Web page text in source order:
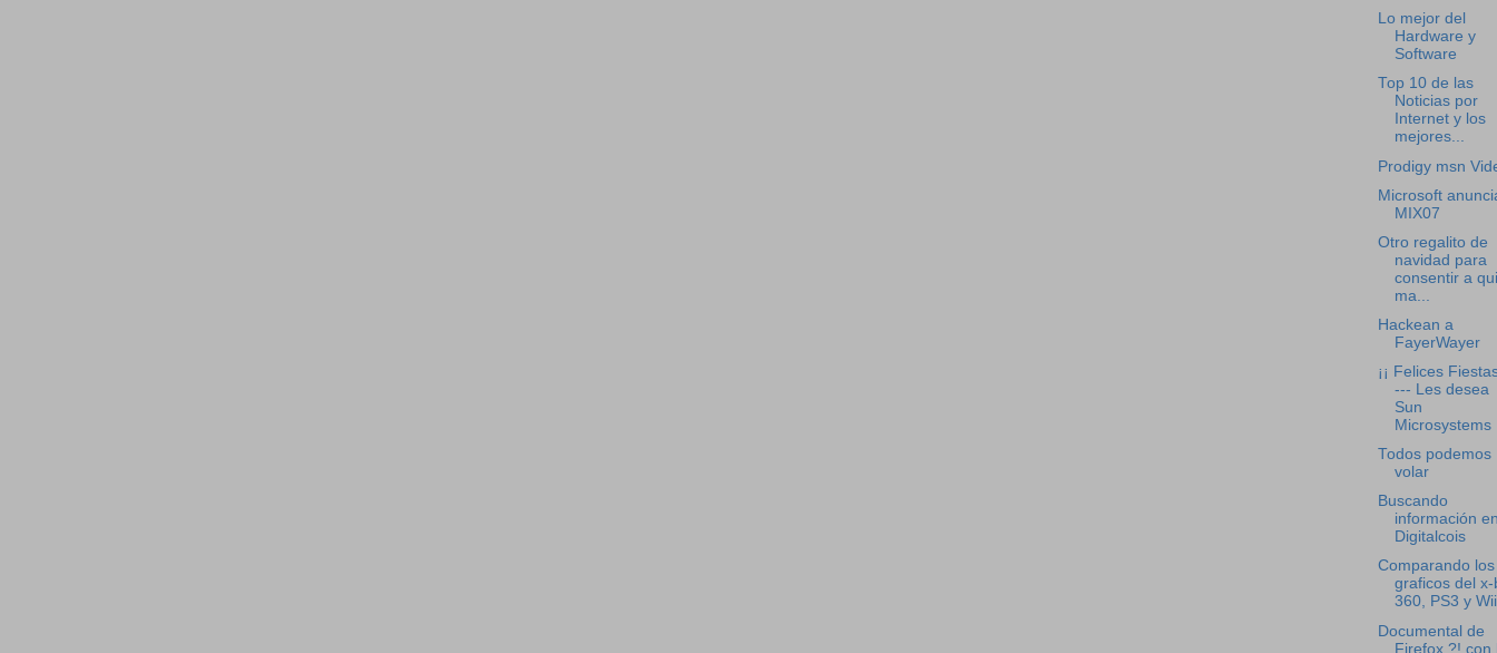
Lo mejor del
Hardware y
Software
Top 10 de las
Noticias por
Internet y los
mejores...
Prodigy msn
Microsoft
MIX07
Otro regalito de
navidad para
consentir a
ma...
Hackean a
FayerWayer
¡¡ Felices
--- Les desea
Sun
Microsystems
Todos podemos
volar
Buscando
información
Digitalcois
Comparando los
graficos del x-
360, PS3 y Wii
Documental de
Firefox ?! con